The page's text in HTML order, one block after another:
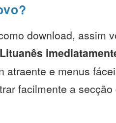
download, assim
Lituanês
atraente e menus
facilmente a